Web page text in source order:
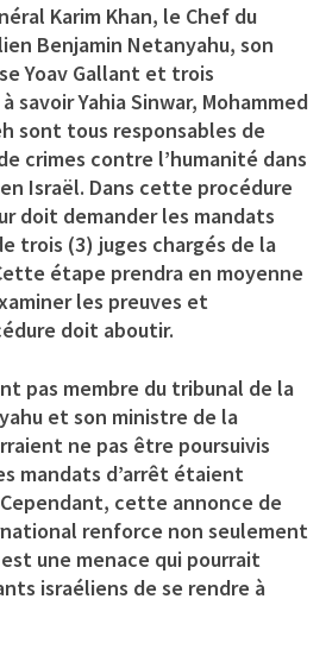
Karim Khan, le Chef du
Benjamin Netanyahu, son
Yoav Gallant et trois
savoir Yahia Sinwar, Mohammed
sont tous responsables de
crimes contre l’humanité dans
Israël. Dans cette procédure
doit demander les mandats
trois (3) juges chargés de la
étape prendra en moyenne
les preuves et
doit aboutir.
pas membre du tribunal de la
et son ministre de la
ne pas être poursuivis
mandats d’arrêt étaient
cette annonce de
renforce non seulement
une menace qui pourrait
israéliens de se rendre à